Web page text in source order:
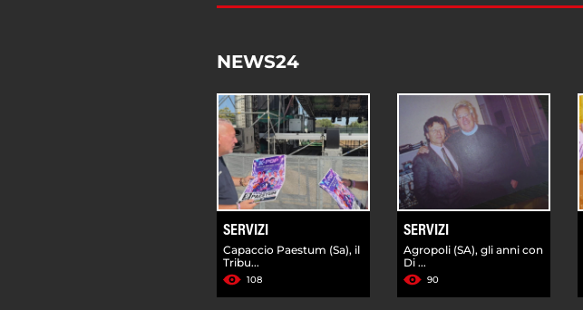
NEWS24
SERVIZI
Capaccio Paestum (Sa), il
Tribu...
108
SERVIZI
Agropoli (SA), gli anni con
Di ...
90